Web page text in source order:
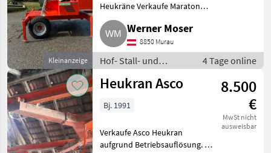
Kleinanzeige
Heukräne Verkaufe Maraton
Heukran. Ca. 8 m Reichweite.
Hebt sehr gut. 380 V. Schalen für
Mist verladen dabei. Keine Risse
oder Mängel. Voll
Werner Moser
8850 Murau
Hof- Stall- und
Weidetechnik /
Heutechnik
4 Tage online
Heukran Asco
8.500
€
MwSt nicht
ausweisbar
Bj. 1991
Verkaufe Asco Heukran
aufgrund Betriebsauflösung. Bj.